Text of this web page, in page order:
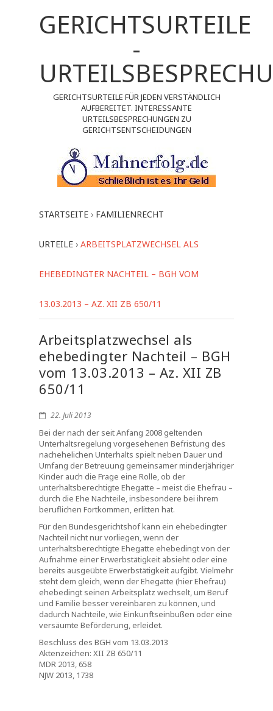
GERICHTSURTEILE
-
GERICHTSURTEILE FÜR JEDEN VERSTÄNDLICH
AUFBEREITET. INTERESSANTE
URTEILSBESPRECHUNGEN ZU
GERICHTSENTSCHEIDUNGEN
STARTSEITE › FAMILIENRECHT
URTEILE › ARBEITSPLATZWECHSEL ALS
EHEBEDINGTER NACHTEIL – BGH VOM
13.03.2013 – AZ. XII ZB 650/11
Arbeitsplatzwechsel als
ehebedingter Nachteil – BGH
vom 13.03.2013 – Az. XII ZB
650/11
22. Juli 2013
Bei der nach der seit Anfang 2008 geltenden
Unterhaltsregelung vorgesehenen Befristung des
nachehelichen Unterhalts spielt neben Dauer und
Umfang der Betreuung gemeinsamer minderjähriger
Kinder auch die Frage eine Rolle, ob der
unterhaltsberechtigte Ehegatte – meist die Ehefrau –
durch die Ehe Nachteile, insbesondere bei ihrem
beruflichen Fortkommen, erlitten hat.
Für den Bundesgerichtshof kann ein ehebedingter
Nachteil nicht nur vorliegen, wenn der
unterhaltsberechtigte Ehegatte ehebedingt von der
Aufnahme einer Erwerbstätigkeit absieht oder eine
bereits ausgeübte Erwerbstätigkeit aufgibt. Vielmehr
steht dem gleich, wenn der Ehegatte (hier Ehefrau)
ehebedingt seinen Arbeitsplatz wechselt, um Beruf
und Familie besser vereinbaren zu können, und
dadurch Nachteile, wie Einkunftseinbußen oder eine
versäumte Beförderung, erleidet.
Beschluss des BGH vom 13.03.2013
Aktenzeichen: XII ZB 650/11
MDR 2013, 658
NJW 2013, 1738